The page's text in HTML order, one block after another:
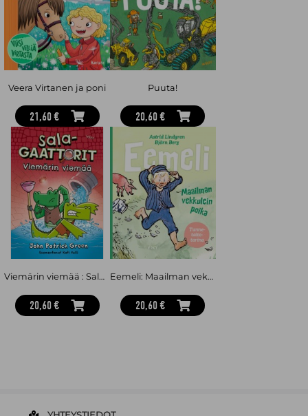
Veera Virtanen ja poni
21,60 €
Puuta!
20,60 €
Viemärin viemää : Salagaattorit 2
20,60 €
Eemeli: Maailman vekkulein poika
20,60 €